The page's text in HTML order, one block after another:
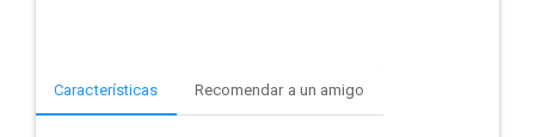
Características Recomendar a un amigo